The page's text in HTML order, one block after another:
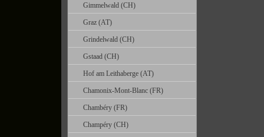
Gimmelwald (CH)
Graz (AT)
Grindelwald (CH)
Gstaad (CH)
Hof am Leithaberge (AT)
Chamonix-Mont-Blanc (FR)
Chambéry (FR)
Champéry (CH)